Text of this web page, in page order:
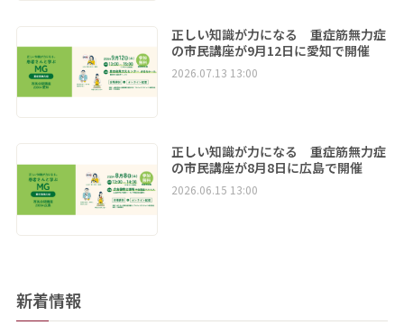
正しい知識が力になる 重症筋無力症
の市民講座が9月12日に愛知で開催
2026.07.13 13:00
正しい知識が力になる 重症筋無力症
の市民講座が8月8日に広島で開催
2026.06.15 13:00
新着情報